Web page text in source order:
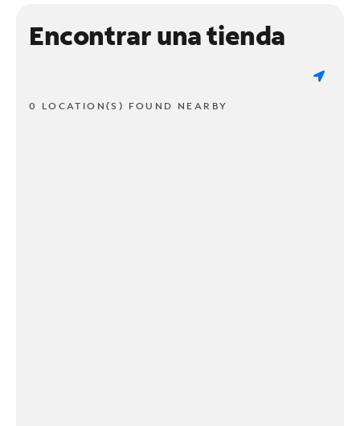
Encontrar una tienda
0 LOCATION(S) FOUND NEARBY